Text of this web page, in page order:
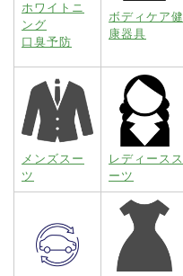
ホワイトニ
ング
口臭予防
ボディケア健
康器具
メンズスー
ツ
レディースス
ーツ